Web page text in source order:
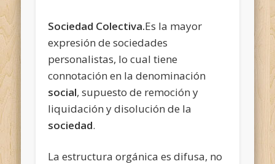
Sociedad Colectiva.Es la mayor
expresión de sociedades
personalistas, lo cual tiene
connotación en la denominación
social, supuesto de remoción y
liquidación y disolución de la
sociedad.
La estructura orgánica es difusa, no